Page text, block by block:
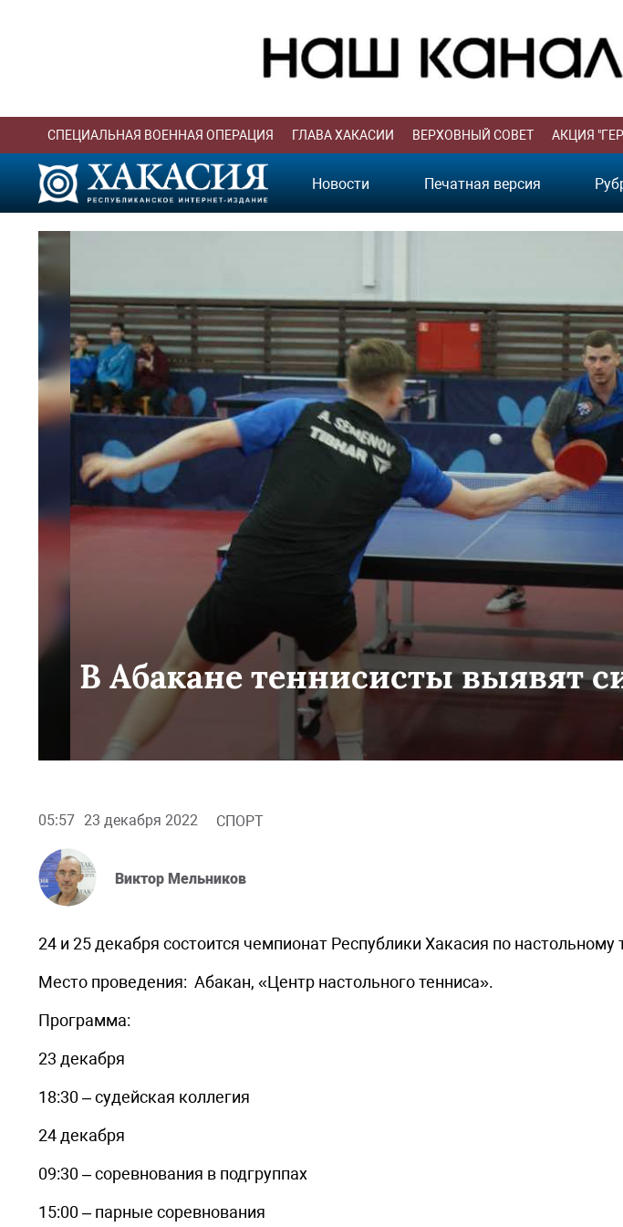
СПЕЦИАЛЬНАЯ ВОЕННАЯ ОПЕРАЦИЯ ГЛАВА ХАКАСИИ ВЕРХОВНЫЙ СОВЕТ АКЦИЯ
Новости Печатная версия
В Абакане теннисисты выявят
05:57 23 декабря 2022 СПОРТ
Виктор Мельников
24 и 25 декабря состоится чемпионат Республики Хакасия по
Место проведения: Абакан, «Центр настольного тенниса».
Программа:
23 декабря
18:30 – судейская коллегия
24 декабря
09:30 – соревнования в подгруппах
15:00 – парные соревнования